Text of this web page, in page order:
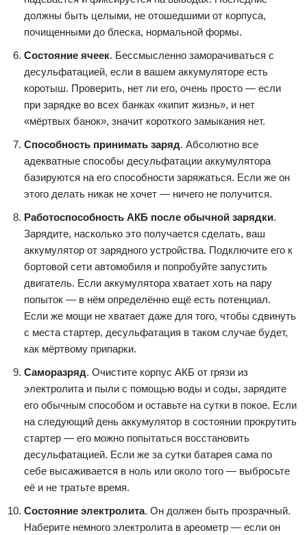
должны быть целыми, не отошедшими от корпуса,
почищенными до блеска, нормальной формы.
Состояние ячеек. Бессмысленно заморачиваться с
десульфатацией, если в вашем аккумуляторе есть
коротыш. Проверить, нет ли его, очень просто — если
при зарядке во всех банках «кипит жизнь», и нет
«мёртвых банок», значит короткого замыкания нет.
Способность принимать заряд. Абсолютно все
адекватные способы десульфатации аккумулятора
базируются на его способности заряжаться. Если же он
этого делать никак не хочет — ничего не получится.
Работоспособность АКБ после обычной зарядки.
Зарядите, насколько это получается сделать, ваш
аккумулятор от зарядного устройства. Подключите его к
бортовой сети автомобиля и попробуйте запустить
двигатель. Если аккумулятора хватает хоть на пару
попыток — в нём определённо ещё есть потенциал.
Если же мощи не хватает даже для того, чтобы сдвинуть
с места стартер, десульфатация в таком случае будет,
как мёртвому припарки.
Саморазряд. Очистите корпус АКБ от грязи из
электролита и пыли с помощью воды и соды, зарядите
его обычным способом и оставьте на сутки в покое. Если
на следующий день аккумулятор в состоянии прокрутить
стартер — его можно попытаться восстановить
десульфатацией. Если же за сутки батарея сама по
себе высаживается в ноль или около того — выбросьте
её и не тратьте время.
Состояние электролита. Он должен быть прозрачный.
Наберите немного электролита в ареометр — если он